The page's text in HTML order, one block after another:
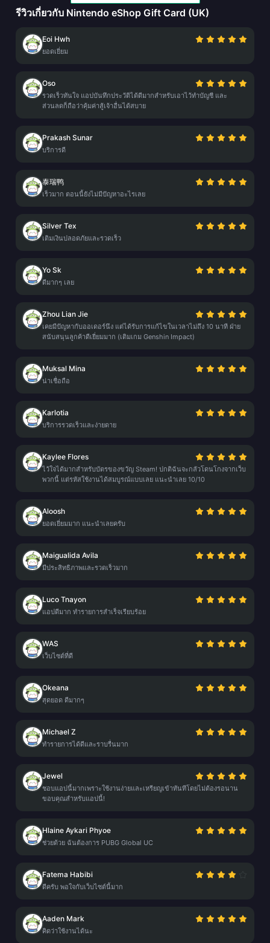
รีวิวเกี่ยวกับ Nintendo eShop Gift Card (UK)
Eoi Hwh
ยอดเยี่ยม
Oso
รวดเร็วทันใจ แอปบันทึกประวัติได้ดีมากสำหรับเอาไว้ทำบัญชี และ
ส่วนลดก็ถือว่าคุ้มค่าสู้เจ้าอื่นได้สบาย
Prakash Sunar
บริการดี
泰瑞鸭
เร็วมาก ตอนนี้ยังไม่มีปัญหาอะไรเลย
Silver Tex
เติมเงินปลอดภัยและรวดเร็ว
Yo Sk
ดีมากๆ เลย
Zhou Lian Jie
เคยมีปัญหากับออเดอร์นึง แต่ได้รับการแก้ไขในเวลาไม่ถึง 10 นาที ฝ่าย
สนับสนุนลูกค้าดีเยี่ยมมาก (เติมเกม Genshin Impact)
Muksal Mina
น่าเชื่อถือ
Karlotia
บริการรวดเร็วและง่ายดาย
Kaylee Flores
ไว้ใจได้มากสำหรับบัตรของขวัญ Steam! ปกติฉันจะกลัวโดนโกงจากเว็บ
พวกนี้ แต่รหัสใช้งานได้สมบูรณ์แบบเลย แนะนำเลย 10/10
Aloosh
ยอดเยี่ยมมาก แนะนำเลยครับ
Maigualida Avila
มีประสิทธิภาพและรวดเร็วมาก
Luco Tnayon
แอปดีมาก ทำรายการสำเร็จเรียบร้อย
WAS
เว็บไซต์ที่ดี
Okeana
สุดยอด ดีมากๆ
Michael Z
ทำรายการได้ดีและราบรื่นมาก
Jewel
ชอบแอปนี้มากเพราะใช้งานง่ายและเหรียญเข้าทันทีโดยไม่ต้องรอนาน
ขอบคุณสำหรับแอปนี้!
Hlaine Aykari Phyoe
ช่วยด้วย ฉันต้องการ PUBG Global UC
Fatema Habibi
ดีครับ พอใจกับเว็บไซต์นี้มาก
Aaden Mark
คิดว่าใช้งานได้นะ